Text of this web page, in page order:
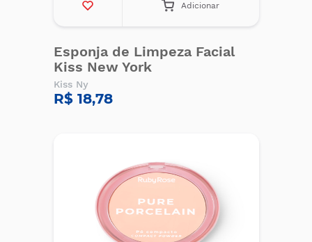
Adicionar
Esponja de Limpeza Facial
Kiss New York
Kiss Ny
R$ 18,78